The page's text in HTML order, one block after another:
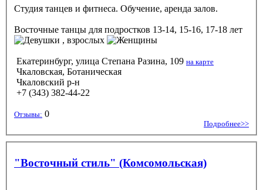
Студия танцев и фитнеса. Обучение, аренда залов.
Восточные танцы для подростков 13-14, 15-16, 17-18 лет
, взрослых
Екатеринбург, улица Степана Разина, 109 на карте
Чкаловская, Ботаническая
Чкаловский р-н
+7 (343) 382-44-22
Отзывы: 0
Подробнее>>
"Восточный стиль" (Комсомольская)